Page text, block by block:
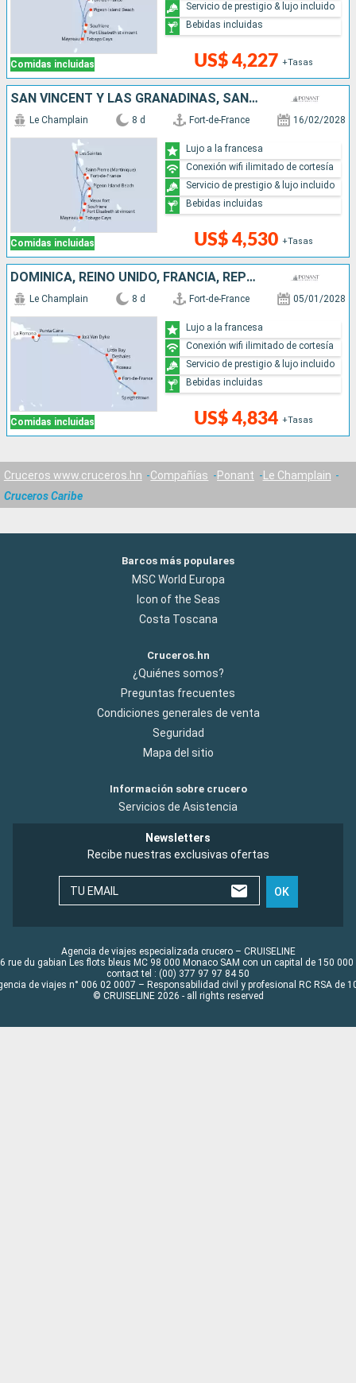
Comidas incluidas US$ 4,227 +Tasas
Servicio de prestigio & lujo incluido
Bebidas incluidas
SAN VINCENT Y LAS GRANADINAS, SANTA LUCIA
Comidas incluidas
Le Champlain 8 d Fort-de-France 16/02/2028
US$ 4,530 +Tasas
Lujo a la francesa
Conexión wifi ilimitado de cortesía
Servicio de prestigio & lujo incluido
Bebidas incluidas
DOMINICA, REINO UNIDO, FRANCIA, REPÚBLICA DOMINICANA, BARBADOS
Comidas incluidas
Le Champlain 8 d Fort-de-France 05/01/2028
US$ 4,834 +Tasas
Lujo a la francesa
Conexión wifi ilimitado de cortesía
Servicio de prestigio & lujo incluido
Bebidas incluidas
Cruceros www.cruceros.hn Compañías Ponant
Le Champlain
Cruceros Caribe
Barcos más populares
MSC World Europa
Icon of the Seas
Costa Toscana
Cruceros.hn
¿Quiénes somos?
Preguntas frecuentes
Condiciones generales de venta
Seguridad
Mapa del sitio
Información sobre crucero
Servicios de Asistencia
Newsletters
Recibe nuestras exclusivas ofertas
TU EMAIL OK
Agencia de viajes especializada crucero – CRUISELINE
rue du gabian Les flots bleus MC 98 000 Monaco SAM con un capital de 150 000
contact tel : (00) 377 97 97 84 50
de viajes n° 006 02 0007 – Responsabilidad civil y profesional RC RSA de
© CRUISELINE 2026 - all rights reserved